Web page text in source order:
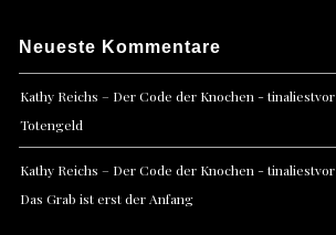
Neueste Kommentare
Kathy Reichs – Der Code der Knochen - tinaliestvor
Totengeld
Kathy Reichs – Der Code der Knochen - tinaliestvor
Das Grab ist erst der Anfang